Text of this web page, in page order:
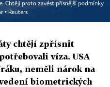
Chtějí proto zavést přísnější podmínky
▪ Reuters
chtějí zpřísnit
víza. USA
neměli nárok na
biometrických